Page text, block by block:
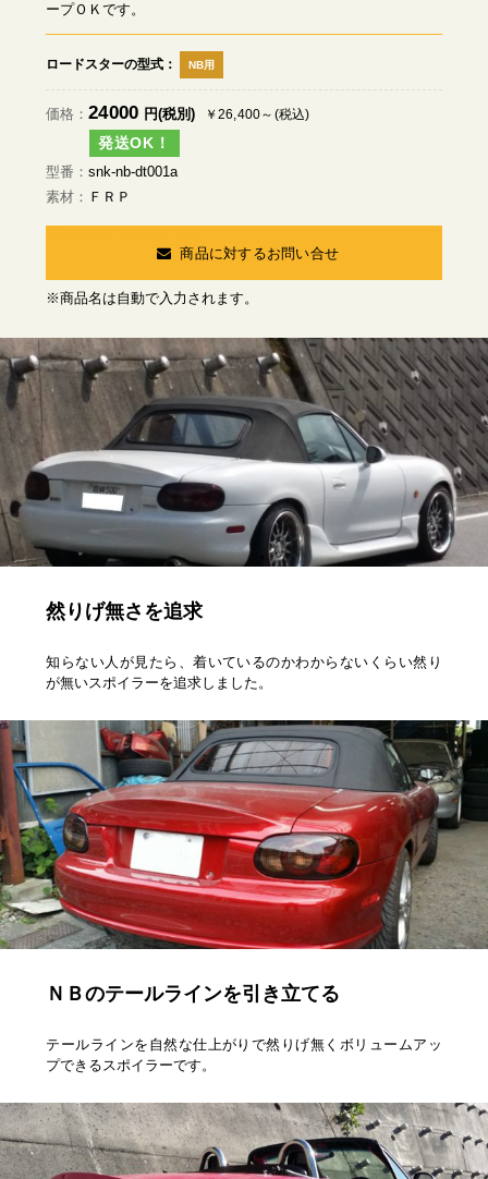
ープＯＫです。
ロードスターの型式 NB用
価格 24000 円(税別) ￥26,400～(税込)
発送OK！
型番
snk-nb-dt001a
素材
ＦＲＰ
商品に対するお問い合せ
※商品名は自動で入力されます。
然りげ無さを追求
知らない人が見たら、着いているのかわからないくらい然り
が無いスポイラーを追求しました。
ＮＢのテールラインを引き立てる
テールラインを自然な仕上がりで然りげ無くボリュームアッ
プできるスポイラーです。